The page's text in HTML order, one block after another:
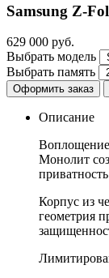
Samsung Z-
629 000 руб.
Выбрать модель
Выбрать память
Оформить заказ
Описание
Монолит
Корпус из
геометрия